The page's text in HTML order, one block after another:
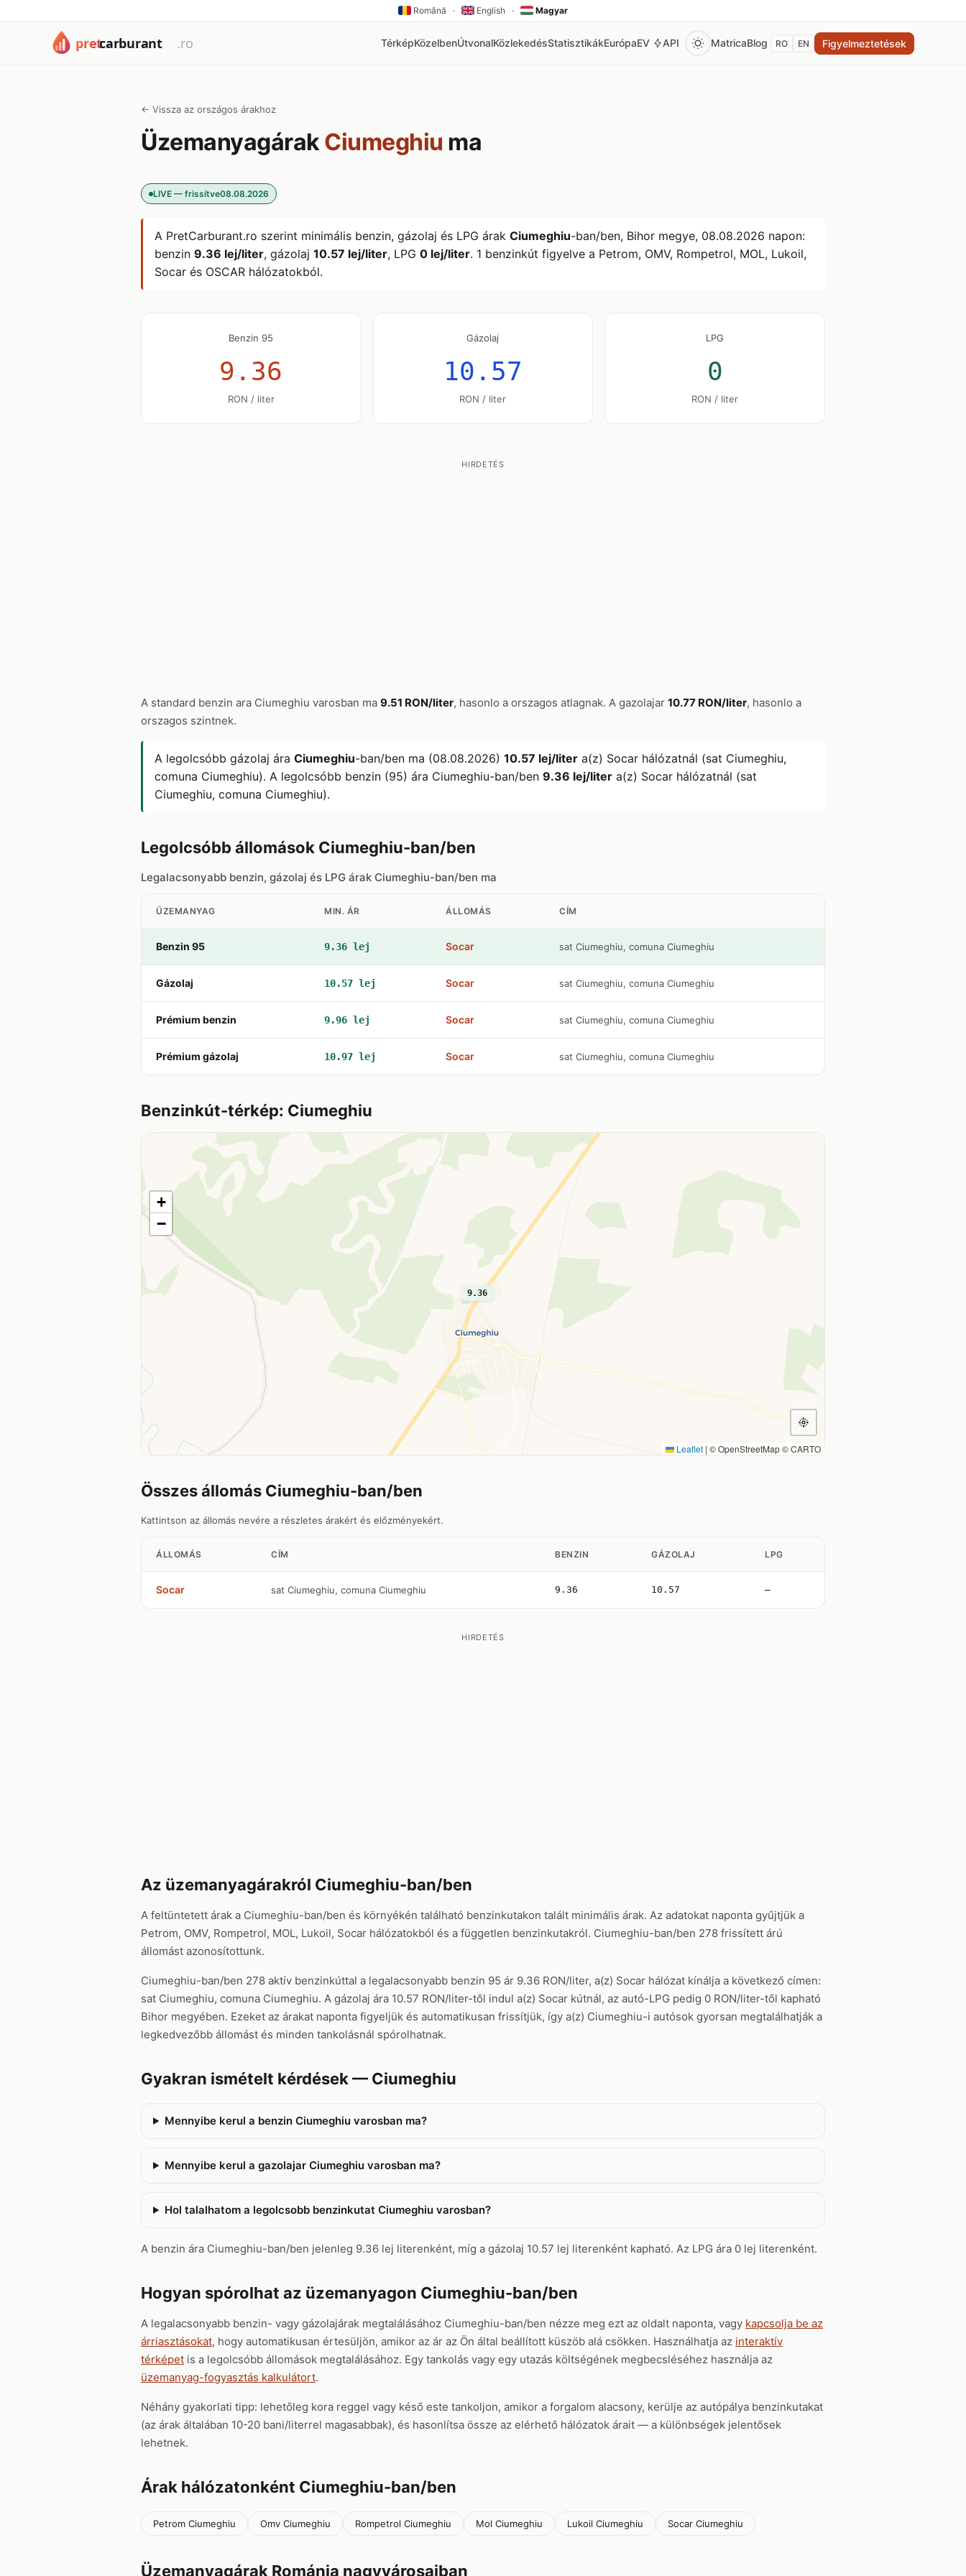
Română · English · Magyar
TérképKözelbenÚtvonalKözlekedésStatisztikákEurópaEV API MatricaBlog RO EN Figyelmeztetések
← Vissza az országos árakhoz
ÜzemanyagárakCiumeghiu ma
LIVE — frissítve08.08.2026
A PretCarburant.ro szerint minimális benzin, gázolaj és LPG árak Ciumeghiu-ban/ben, Bihor megye, 08.08.2026 napon:
benzin 9.36 lej/liter, gázolaj 10.57 lej/liter, LPG 0 lej/liter. 1 benzinkút figyelve a Petrom, OMV, Rompetrol, MOL, Lukoil,
Socar és OSCAR hálózatokból.
Benzin 95
9.36
RON / liter
Gázolaj
10.57
RON / liter
LPG
0
RON / liter
HIRDETÉS
A standard benzin ara Ciumeghiu varosban ma 9.51 RON/liter, hasonlo a orszagos atlagnak. A gazolajar 10.77 RON/liter, hasonlo a
orszagos szintnek.
A legolcsóbb gázolaj ára Ciumeghiu-ban/ben ma (08.08.2026) 10.57 lej/liter a(z) Socar hálózatnál (sat Ciumeghiu,
comuna Ciumeghiu). A legolcsóbb benzin (95) ára Ciumeghiu-ban/ben 9.36 lej/liter a(z) Socar hálózatnál (sat
Ciumeghiu, comuna Ciumeghiu).
Legolcsóbb állomások Ciumeghiu-ban/ben
Legalacsonyabb benzin, gázolaj és LPG árak Ciumeghiu-ban/ben ma
ÜZEMANYAG MIN. ÁR ÁLLOMÁS CÍM
Benzin 95 9.36 lej Socar sat Ciumeghiu, comuna Ciumeghiu
Gázolaj 10.57 lej Socar sat Ciumeghiu, comuna Ciumeghiu
Prémium benzin 9.96 lej Socar sat Ciumeghiu, comuna Ciumeghiu
Prémium gázolaj 10.97 lej Socar sat Ciumeghiu, comuna Ciumeghiu
Benzinkút-térkép: Ciumeghiu
9.36
+
−
Leaflet | © OpenStreetMap © CARTO
Összes állomás Ciumeghiu-ban/ben
Kattintson az állomás nevére a részletes árakért és előzményekért.
ÁLLOMÁS CÍM BENZIN GÁZOLAJ LPG
Socar sat Ciumeghiu, comuna Ciumeghiu 9.36 10.57 —
HIRDETÉS
Az üzemanyagárakról Ciumeghiu-ban/ben
A feltüntetett árak a Ciumeghiu-ban/ben és környékén található benzinkutakon talált minimális árak. Az adatokat naponta gyűjtjük a
Petrom, OMV, Rompetrol, MOL, Lukoil, Socar hálózatokból és a független benzinkutakról. Ciumeghiu-ban/ben 278 frissített árú
állomást azonosítottunk.
Ciumeghiu-ban/ben 278 aktív benzinkúttal a legalacsonyabb benzin 95 ár 9.36 RON/liter, a(z) Socar hálózat kínálja a következő címen:
sat Ciumeghiu, comuna Ciumeghiu. A gázolaj ára 10.57 RON/liter-től indul a(z) Socar kútnál, az autó-LPG pedig 0 RON/liter-től kapható
Bihor megyében. Ezeket az árakat naponta figyeljük és automatikusan frissítjük, így a(z) Ciumeghiu-i autósok gyorsan megtalálhatják a
legkedvezőbb állomást és minden tankolásnál spórolhatnak.
Gyakran ismételt kérdések — Ciumeghiu
Mennyibe kerul a benzin Ciumeghiu varosban ma?
Mennyibe kerul a gazolajar Ciumeghiu varosban ma?
Hol talalhatom a legolcsobb benzinkutat Ciumeghiu varosban?
A benzin ára Ciumeghiu-ban/ben jelenleg 9.36 lej literenként, míg a gázolaj 10.57 lej literenként kapható. Az LPG ára 0 lej literenként.
Hogyan spórolhat az üzemanyagon Ciumeghiu-ban/ben
A legalacsonyabb benzin- vagy gázolajárak megtalálásához Ciumeghiu-ban/ben nézze meg ezt az oldalt naponta, vagy kapcsolja be az
árriasztásokat, hogy automatikusan értesüljön, amikor az ár az Ön által beállított küszöb alá csökken. Használhatja az interaktív
térképet is a legolcsóbb állomások megtalálásához. Egy tankolás vagy egy utazás költségének megbecsléséhez használja az
üzemanyag-fogyasztás kalkulátort.
Néhány gyakorlati tipp: lehetőleg kora reggel vagy késő este tankoljon, amikor a forgalom alacsony, kerülje az autópálya benzinkutakat
(az árak általában 10-20 bani/literrel magasabbak), és hasonlítsa össze az elérhető hálózatok árait — a különbségek jelentősek
lehetnek.
Árak hálózatonként Ciumeghiu-ban/ben
Petrom Ciumeghiu Omv Ciumeghiu Rompetrol Ciumeghiu Mol Ciumeghiu Lukoil Ciumeghiu Socar Ciumeghiu
Üzemanyagárak Románia nagyvárosaiban